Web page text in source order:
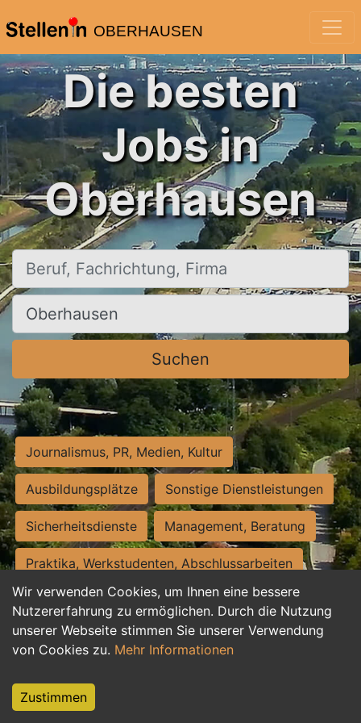
OBERHAUSEN
Wir verwenden Cookies, um Ihnen eine bessere
Nutzererfahrung zu ermöglichen. Durch die Nutzung
unserer Webseite stimmen Sie unserer Verwendung
von Cookies zu. Mehr Informationen
Zustimmen
Die besten
Jobs in
Oberhausen
Beruf, Fachrichtung, Firma
Ort, Stadt
Suchen
Journalismus, PR, Medien, Kultur
Ausbildungsplätze Sonstige Dienstleistungen
Sicherheitsdienste Management, Beratung
Praktika, Werkstudenten, Abschlussarbeiten
Personalwesen Assistenz, Sekretariat
Hilfskräfte, Aushilfs- und Nebenjobs
Weiterbildung, Studium, duale Ausbildung